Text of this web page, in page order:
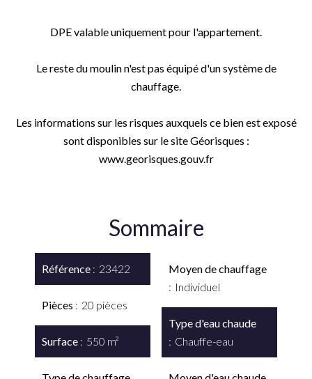
DPE valable uniquement pour l'appartement.
Le reste du moulin n'est pas équipé d'un système de
chauffage.
Les informations sur les risques auxquels ce bien est exposé
sont disponibles sur le site Géorisques :
www.georisques.gouv.fr
Sommaire
Référence 23422
Pièces 20 pièces
Surface 550 m²
Moyen de chauffage
Individuel
Type d'eau chaude
Chauffe-eau